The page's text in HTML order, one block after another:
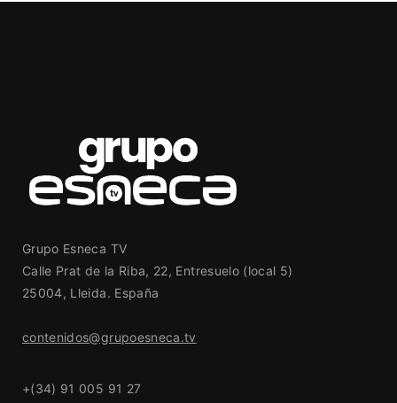
Grupo Esneca TV
Calle Prat de la Riba, 22, Entresuelo (local 5)
25004, Lleida. España
contenidos@grupoesneca.tv
+(34) 91 005 91 27